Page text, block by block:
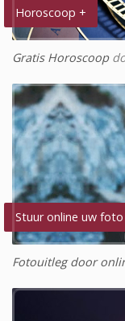
Horoscoop +
Gratis Horoscoop
Stuur online uw
Fotouitleg door